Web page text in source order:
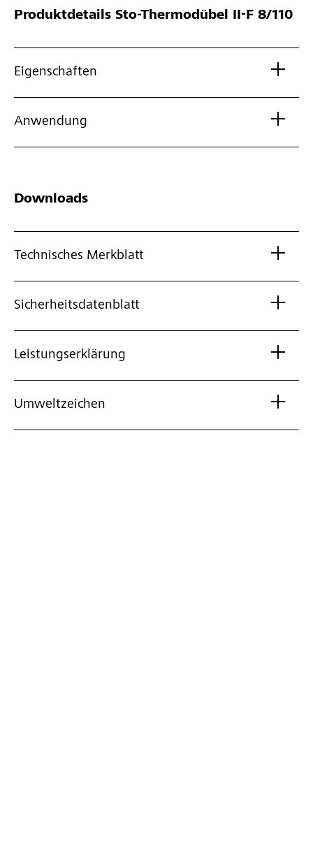
Produktdetails Sto-Thermodübel II-F 8/110
Eigenschaften
Anwendung
Downloads
Technisches Merkblatt
Sicherheitsdatenblatt
Leistungserklärung
Umweltzeichen